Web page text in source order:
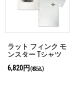
ラット フィンク モ
ンスター Tシャツ
You wouldn't
6,820円 (税込)